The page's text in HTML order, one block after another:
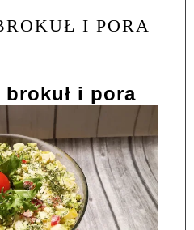
I PORA
brokuł i pora